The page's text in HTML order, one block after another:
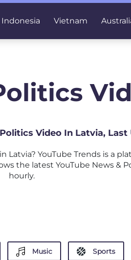
Indonesia Vietnam
Video In Latvia,
Latvia? YouTube Trends is a
the latest YouTube News &
hourly.
Music Sports